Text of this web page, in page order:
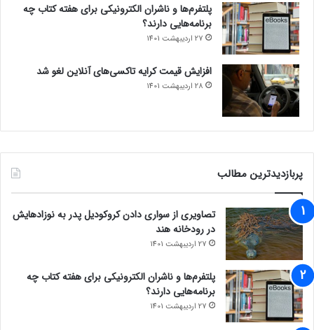
پلتفرم‌ها و ناشران الکترونیکی برای هفته کتاب چه
برنامه‌هایی دارند؟
27 اردیبهشت 1401
افزایش قیمت کرایه تاکسی‌های آنلاین لغو شد
28 اردیبهشت 1401
پربازدیدترین مطالب
تصاویری از سواری دادن کروکودیل پدر به نوزادهایش
در رودخانه هند
27 اردیبهشت 1401
پلتفرم‌ها و ناشران الکترونیکی برای هفته کتاب چه
برنامه‌هایی دارند؟
27 اردیبهشت 1401